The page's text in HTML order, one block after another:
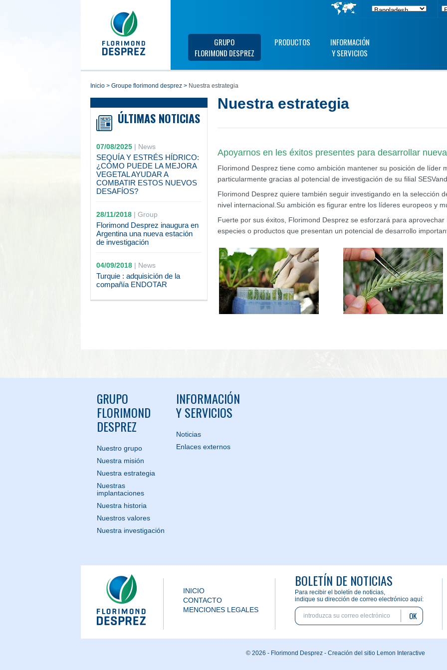
GRUPO
FLORIMOND DESPREZ
PRODUCTOS
INFORMACIÓN
Y SERVICIOS
inicio > groupe florimond desprez > Nuestra estrategia
ÚLTIMAS NOTICIAS
07/08/2025| News
SEQUÍA Y ESTRÉS HÍDRICO:
¿CÓMO PUEDE LA MEJORA
VEGETAL AYUDAR A
COMBATIR ESTOS NUEVOS
DESAFÍOS?
28/11/2018| Group
Florimond Desprez inaugura en
Argentina una nueva estación
de investigación
04/09/2018| News
Turquie : adquisición de la
compañía ENDOTAR
Nuestra estrategia
Apoyarnos en les éxitos presentes para desarrollar
Florimond Desprez tiene como ambición mantener su posición de líder
particularmente gracias al potencial de investigación de su filial
Florimond Desprez quiere también seguir investigando en la selección
nivel internacional.Su ambición es figurar entre los líderes europeos y
Fuerte por sus éxitos, Florimond Desprez se esforzará para
especies o productos que presentan un potencial de desarrollo
GRUPO
FLORIMOND
DESPREZ
Nuestro grupo
Nuestra misión
Nuestra estrategia
Nuestras
implantaciones
Nuestra historia
Nuestros valores
Nuestra investigación
INFORMACIÓN
Y SERVICIOS
Noticias
Enlaces externos
INICIO
CONTACTO
MENCIONES LEGALES
BOLETÍN DE NOTICIAS
Para recibir el boletín de noticias,
indique su dirección de correo electrónico aquí:
OK
© 2026 - Florimond Desprez - Creación del sitio Lemon Interactive